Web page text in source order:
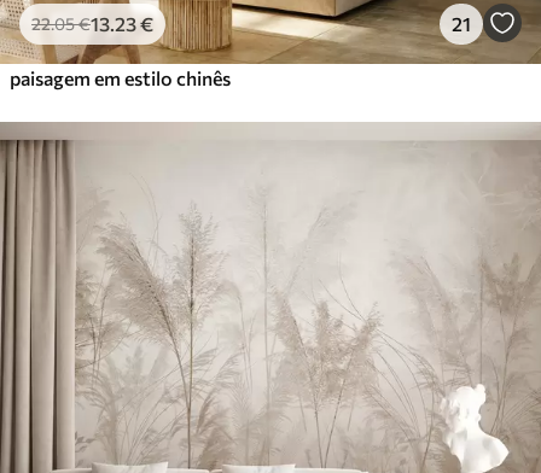
22.05€13 .23€ 21
paisagem em estilo chinês